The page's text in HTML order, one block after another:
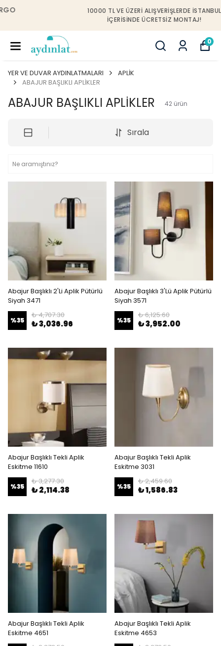
10000 TL VE ÜZERI ALIŞVERIŞLERDE İSTANBUL
IÇERISINDE ÜCRETSIZ MONTAJ!
0
YER VE DUVAR AYDINLATMALARI
APLİK
ABAJUR BAŞLIKLI APLİKLER
ABAJUR BAŞLIKLI APLİKLER 42 ürün
Sırala
Abajur Başlıklı 2'Li Aplik Pütürlü
Siyah 3471
%35
₺ 4,707.30
₺ 3,036.96
Abajur Başlıklı 3'Lü Aplik Pütürlü
Siyah 3571
%35
₺ 6,125.60
₺ 3,952.00
Abajur Başlıklı Tekli Aplik
Eskitme 11610
%35
₺ 3,277.30
₺ 2,114.38
Abajur Başlıklı Tekli Aplik
Eskitme 3031
%35
₺ 2,459.60
₺ 1,586.83
Abajur Başlıklı Tekli Aplik
Eskitme 4651
Abajur Başlıklı Tekli Aplik
Eskitme 4653